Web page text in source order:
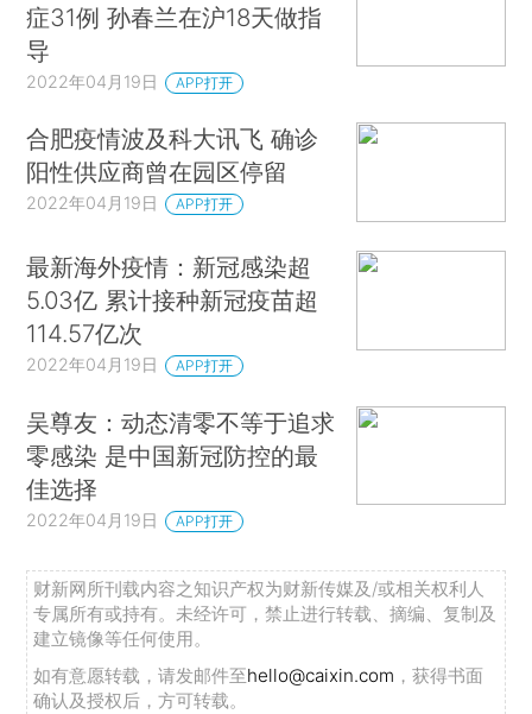
症31例 孙春兰在沪18天做指
导
2022年04月19日 APP打开
合肥疫情波及科大讯飞 确诊
阳性供应商曾在园区停留
2022年04月19日 APP打开
最新海外疫情：新冠感染超
5.03亿 累计接种新冠疫苗超
114.57亿次
2022年04月19日 APP打开
吴尊友：动态清零不等于追求
零感染 是中国新冠防控的最
佳选择
2022年04月19日 APP打开
财新网所刊载内容之知识产权为财新传媒及/或相关权利人
专属所有或持有。未经许可，禁止进行转载、摘编、复制及
建立镜像等任何使用。
如有意愿转载，请发邮件至hello@caixin.com ，获得书面
确认及授权后，方可转载。